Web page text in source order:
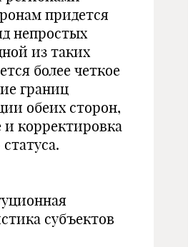
придется
непростых
из таких
более четкое
границ
обеих сторон,
и корректировка
субъектов